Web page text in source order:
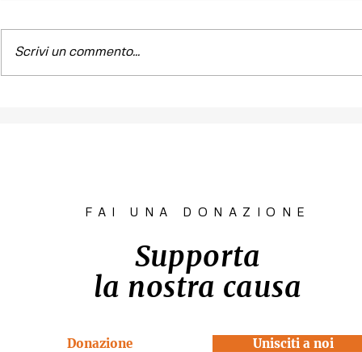
Scrivi un commento...
FAI UNA DONAZIONE
Supporta
la nostra causa
Donazione Unisciti a noi